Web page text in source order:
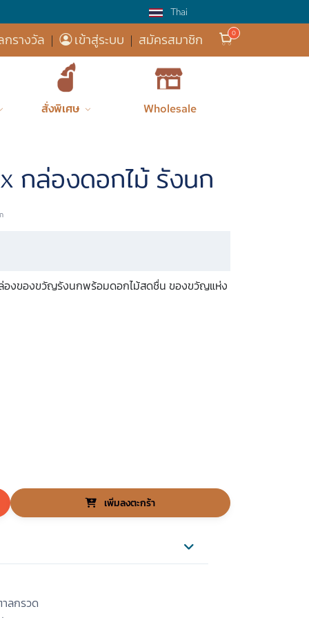
Thai
รางวัล | เข้าสู่ระบบ | สมัครสมาชิก
สั่งพิเศษ Wholesale
Holidays Mother's D... Fresh Flow...
กล่องดอกไม้ รังนก
องของขวัญรังนกพร้อมดอกไม้สดชื่น ของขวัญแห่ง
เพิ่มลงตะกร้า
ลกรวด